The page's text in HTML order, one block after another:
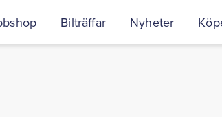
Bilträffar Nyheter